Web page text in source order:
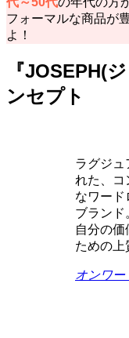
フォーマルな商品が
よ！
『JOSEPH(
ンセプト
ラグジュ
れた、コ
なワード
ブランド
自分の
ための上
オンワー